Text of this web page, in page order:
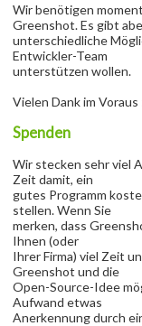
Wir benötigen
Greenshot. Es gibt
unterschiedliche
Entwickler-Team
unterstützen wollen.
Vielen Dank im Voraus
Spenden
Wir stecken sehr viel
Zeit damit, ein
gutes Programm
stellen. Wenn Sie
merken, dass
Ihnen (oder
Ihrer Firma) viel Zeit
Greenshot und die
Open-Source-Idee
Aufwand etwas
Anerkennung durch